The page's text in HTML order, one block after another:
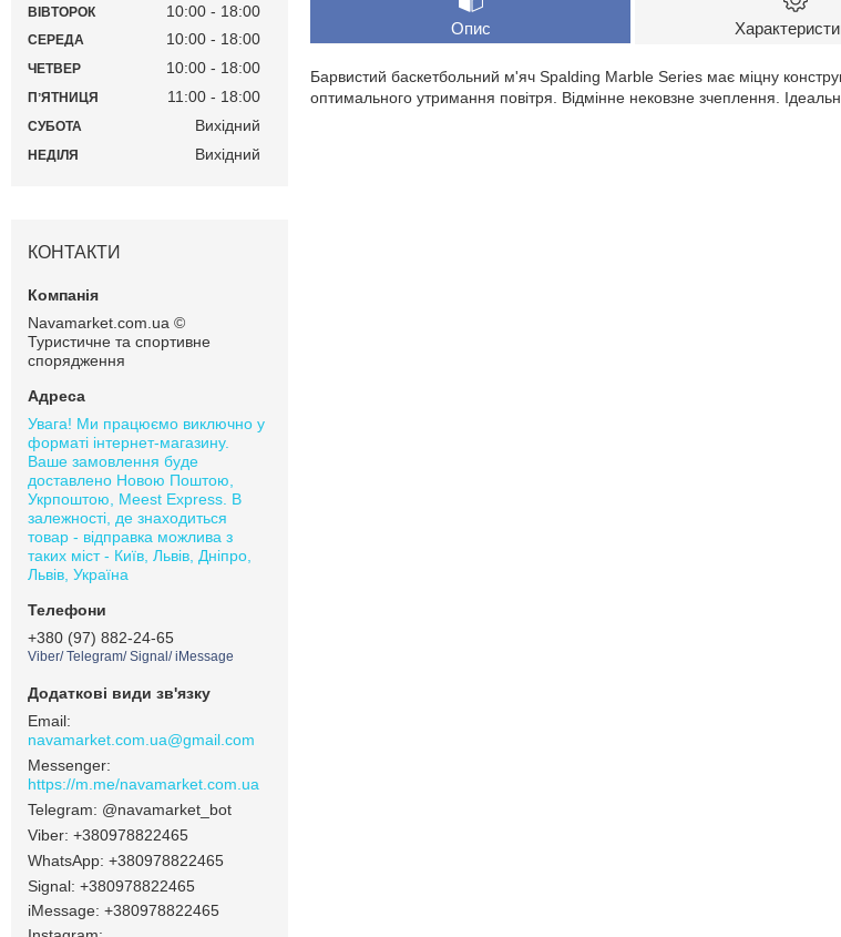
Опис
Барвистий баскетбольний м'яч Spalding Marble Series має міцну
оптимального утримання повітря. Відмінне нековзне зчеплення.
ВІВТОРОК 10:00 18:00
СЕРЕДА 10:00 18:00
ЧЕТВЕР 10:00 18:00
ПʼЯТНИЦЯ 11:00 18:00
СУБОТА Вихідний
НЕДІЛЯ Вихідний
КОНТАКТИ
Navamarket.com.ua ©
Туристичне та спортивне
спорядження
Увага! Ми працюємо виключно у
форматі інтернет-магазину.
Ваше замовлення буде
доставлено Новою Поштою,
Укрпоштою, Meest Express. В
залежності, де знаходиться
товар - відправка можлива з
таких міст - Київ, Львів, Дніпро,
Львів, Україна
+380 (97) 882-24-65
Viber/ Telegram/ Signal/ iMessage
navamarket.com.ua@gmail.com
https://m.me/navamarket.com.ua
@navamarket_bot
+380978822465
+380978822465
Signal +380978822465
iMessage +380978822465